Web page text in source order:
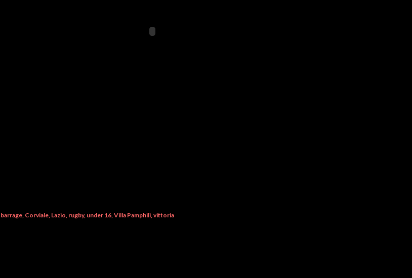
barrage Corviale Lazio rugby under 16 Villa Pamphili vittoria